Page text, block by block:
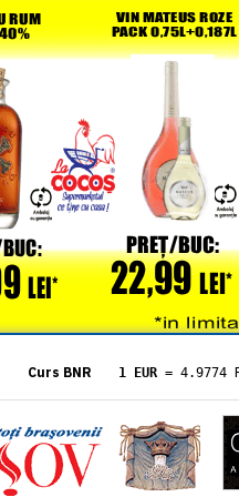
Curs BNR 1 EUR = 4.9774
= 5.8304
1 XAU= 464.4611
1 AED= 1.1933
1 AUD= 2.7957
1 BGN= 2.5449